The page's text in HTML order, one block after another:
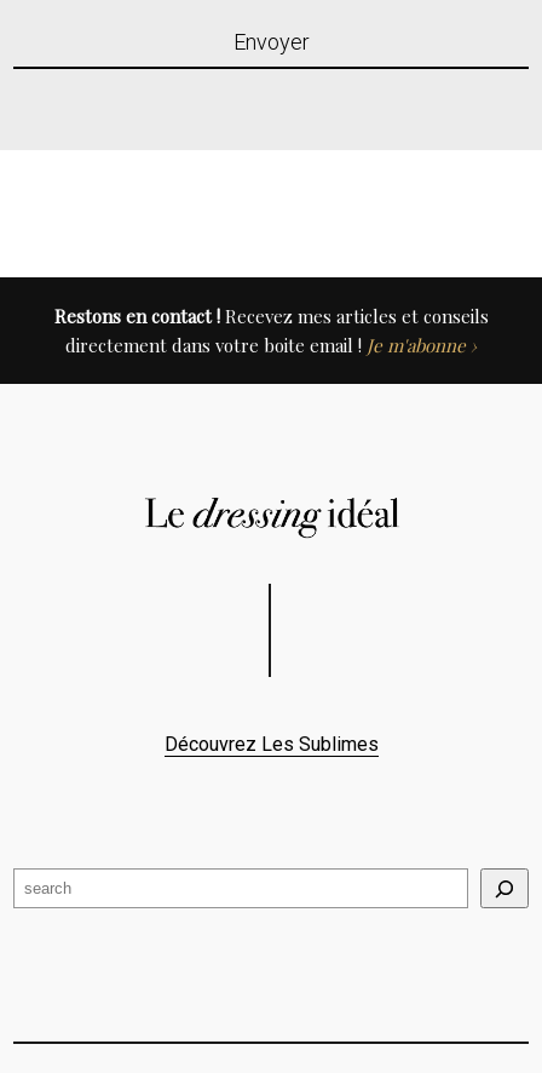
Restons en contact !Recevez mes articles et conseils
directement dans votre boite email ! Je m'abonne ›
Découvrez Les Sublimes
Search